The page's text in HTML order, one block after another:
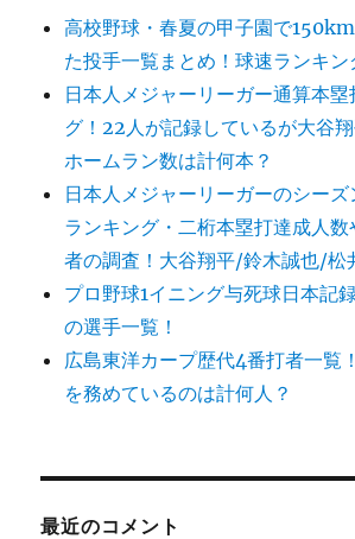
高校野球・春夏の甲子園で
た投手一覧まとめ！球速ランキン
日本人メジャーリーガー通算本
グ！22人が記録しているが大谷
ホームラン数は計何本？
日本人メジャーリーガーのシー
ランキング・二桁本塁打達成人
者の調査！大谷翔平/鈴木誠也/松
プロ野球1イニング与死球日本記
の選手一覧！
広島東洋カープ歴代4番打者一覧
を務めているのは計何人？
最近のコメント